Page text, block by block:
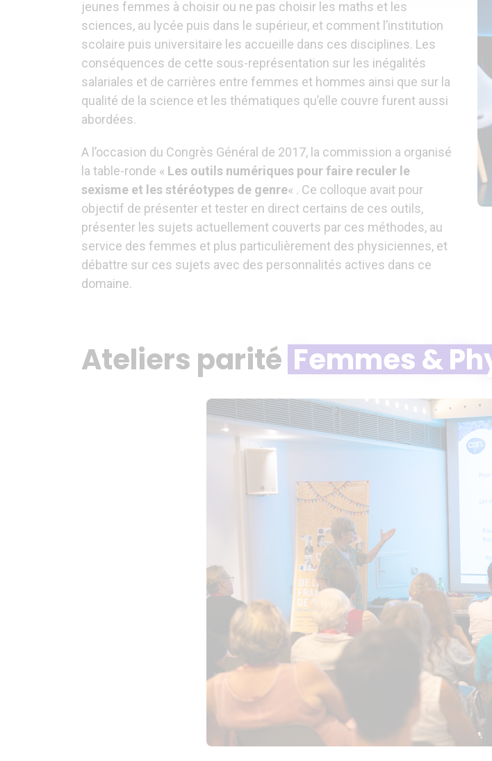
jeunes femmes à choisir ou ne pas choisir les maths et les
sciences, au lycée puis dans le supérieur, et comment l’institution
scolaire puis universitaire les accueille dans ces disciplines. Les
conséquences de cette sous-représentation sur les inégalités
salariales et de carrières entre femmes et hommes ainsi que sur la
qualité de la science et les thématiques qu’elle couvre furent aussi
abordées.
A l’occasion du Congrès Général de 2017, la commission a organisé
la table-ronde « Les outils numériques pour faire reculer le
sexisme et les stéréotypes de genre« . Ce colloque avait pour
objectif de présenter et tester en direct certains de ces outils,
présenter les sujets actuellement couverts par ces méthodes, au
service des femmes et plus particulièrement des physiciennes, et
débattre sur ces sujets avec des personnalités actives dans ce
domaine.
Ateliers parité Femmes &